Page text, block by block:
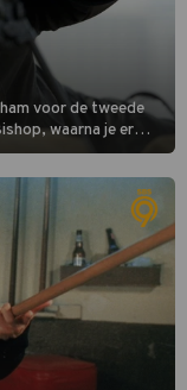
voor de tweede
waarna je er
pensioen niet